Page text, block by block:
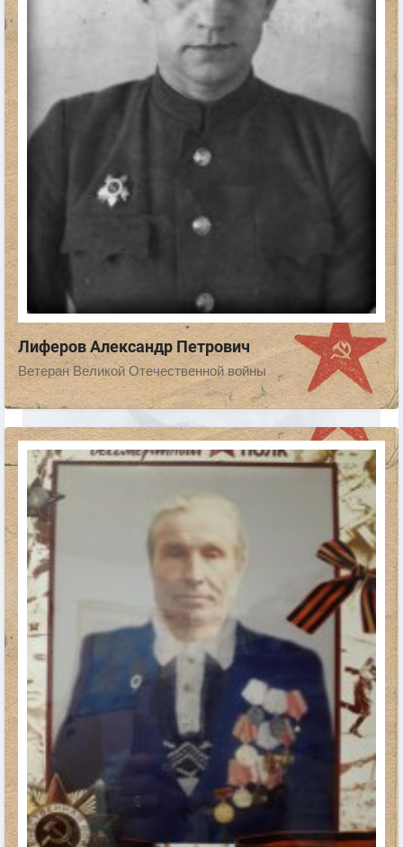
Лиферов Александр Петрович
Ветеран Великой Отечественной войны